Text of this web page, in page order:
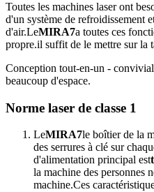
Toutes les machines laser ont
d'un système de refroidissement
d'air.LeMIRA7a toutes ces
propre.il suffit de le mettre sur la
Conception tout-en-un -
beaucoup d'espace.
Norme laser de classe 1
LeMIRA7le boîtier de la
des serrures à clé sur
d'alimentation principal est
la machine des personnes
machine.Ces